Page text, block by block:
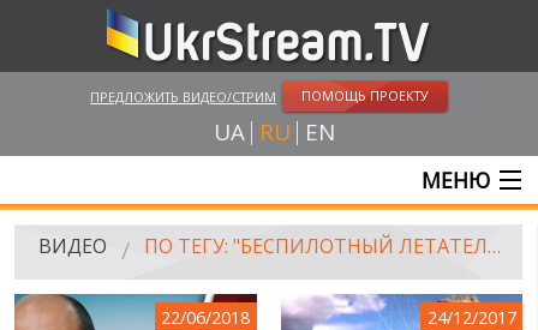
ПРЕДЛОЖИТЬ ВИДЕО/СТРИМ ПОМОЩЬ ПРОЕКТУ
UA RU EN
МЕНЮ
ГЛАВНАЯ
ВИДЕО ПО ТЕГУ: "БЕСПИЛОТНЫЙ ЛЕТАТЕЛЬНЫЙ АППАРАТ"
22/06/2018 24/12/2017